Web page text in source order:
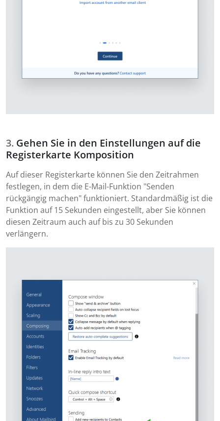
Gehen Sie in den Einstellungen auf die
Registerkarte Komposition
Auf dieser Registerkarte können Sie den Zeitrahmen
festlegen, in dem die E-Mail-Funktion "Senden
rückgängig machen" funktioniert. Standardmäßig ist die
Funktion auf 15 Sekunden eingestellt, aber Sie können
diesen Zeitraum auch auf bis zu 30 Sekunden
verlängern.